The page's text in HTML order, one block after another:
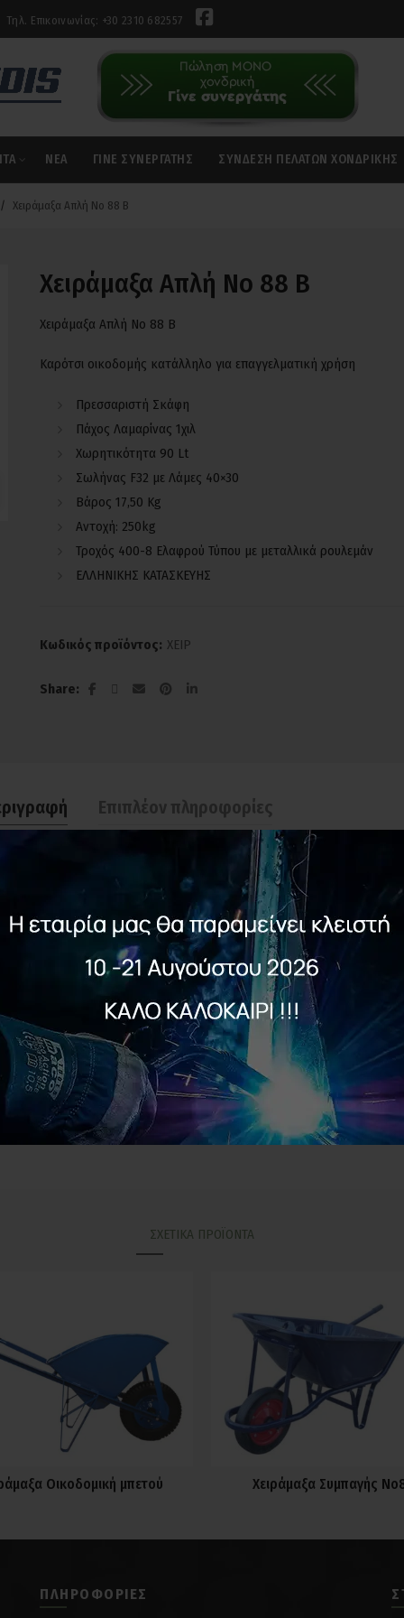
Τηλ. Επικοινωνίας: +30 2310 682557
ΝΈΑ ΓΊΝΕ ΣΥΝΕΡΓΆΤΗΣ ΣΎΝΔΕΣΗ ΠΕΛΑΤΏΝ ΧΟΝΔΡΙΚΉΣ
Χειράμαξα Απλή Νο 88 Β
Χειράμαξα Απλή Νο 88 Β
Χειράμαξα Απλή Νο 88 Β
Καρότσι οικοδομής κατάλληλο για επαγγελματική χρήση
Πρεσσαριστή Σκάφη
Πάχος Λαμαρίνας 1χιλ
Χωρητικότητα 90 Lt
Σωλήνας F32 με Λάμες 40×30
Βάρος 17,50 Kg
Αντοχή: 250kg
Τροχός 400-8 Ελαφρού Τύπου με μεταλλικά ρουλεμάν
ΕΛΛΗΝΙΚΗΣ ΚΑΤΑΣΚΕΥΗΣ
Κωδικός προϊόντος: ΧΕΙΡ
Share
Επιπλέον πληροφορίες
x φάρδος x ύψος }1,45x 58×65, η σκάφη είναι πρεσσαριστή, με
είναι F 32 με Λάμες 40×30. Το βάρος της Χειράμαξας Απλή Νο 88 Β
κλειστού τύπου F17, άξονα 22 cm και φούσκες που
ΣΧΕΤΙΚΆ ΠΡΟΪΌΝΤΑ
Οικοδομική μπετού Χειράμαξα Συμπαγής
ΠΛΗΡΟΦΟΡΊΕΣ